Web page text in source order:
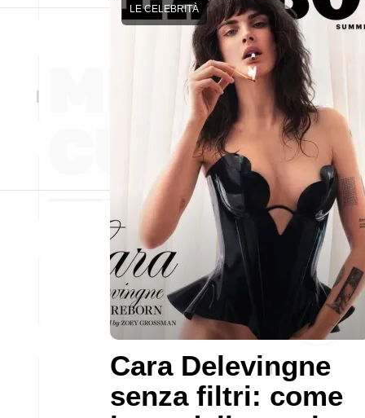
Cara Delevingne
senza filtri: come
LE CELEBRITÀ